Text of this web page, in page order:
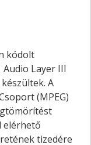
kódolt
Layer III
A
(MPEG)
elérhető
tizedére